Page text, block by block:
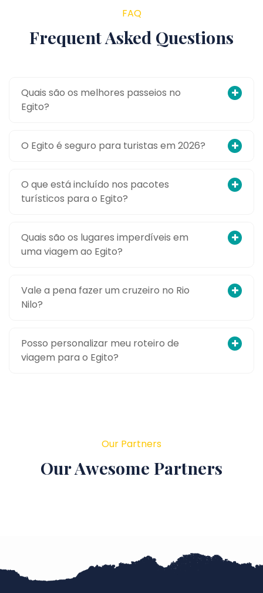
FAQ
Frequent Asked Questions
Quais são os melhores passeios no
Egito?
O Egito é seguro para turistas em 2026?
O que está incluído nos pacotes
turísticos para o Egito?
Quais são os lugares imperdíveis em
uma viagem ao Egito?
Vale a pena fazer um cruzeiro no Rio
Nilo?
Posso personalizar meu roteiro de
viagem para o Egito?
Our Partners
Our Awesome Partners